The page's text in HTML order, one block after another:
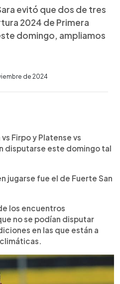
evitó que dos de tres
2024 de Primera
domingo, ampliamos
de 2024
Firpo y Platense vs
disputarse este domingo tal
jugarse fue el de Fuerte San
los encuentros
no se podían disputar
en las que están a